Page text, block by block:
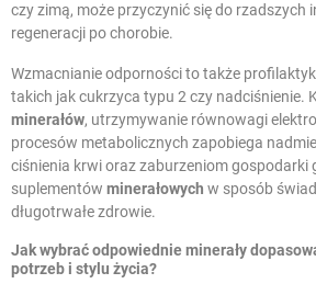
czy zimą, może przyczynić się do rzadszych
regeneracji po chorobie.
Wzmacnianie odporności to także
takich jak cukrzyca typu 2 czy nadciśnienie.
minerałów, utrzymywanie równowagi
procesów metabolicznych zapobiega
ciśnienia krwi oraz zaburzeniom gospodarki
suplementów minerałowych w sposób
długotrwałe zdrowie.
Jak wybrać odpowiednie minerały
potrzeb i stylu życia?